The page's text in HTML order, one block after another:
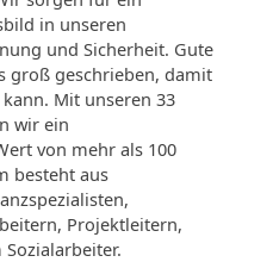
in unseren
und Sicherheit. Gute
groß geschrieben, damit
Mit unseren 33
wir ein
von mehr als 100
besteht aus
Projektleitern,